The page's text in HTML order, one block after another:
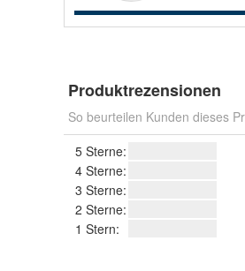
Produktrezensionen
So beurteilen Kunden dieses
5 Sterne:
4 Sterne:
3 Sterne:
2 Sterne:
1 Stern: